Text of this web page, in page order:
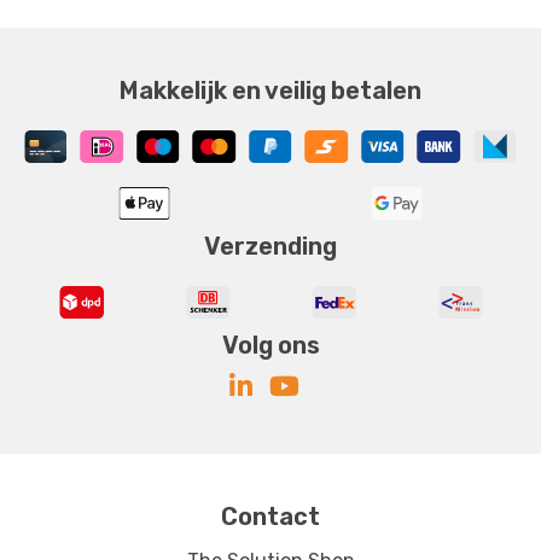
Makkelijk en veilig betalen
Verzending
Volg ons
Contact